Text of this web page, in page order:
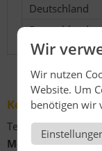
Wir
Wir nutzen
Website. Um
benötigen wir
Deutschland
Deutschland
Kontakt
Telefonische
Mobil: 0175